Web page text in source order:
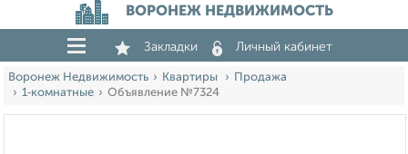
ВОРОНЕЖ НЕДВИЖИМОСТЬ
Закладки Личный кабинет
Воронеж Недвижимость Квартиры
Продажа
1‑комнатные
Объявление №7324